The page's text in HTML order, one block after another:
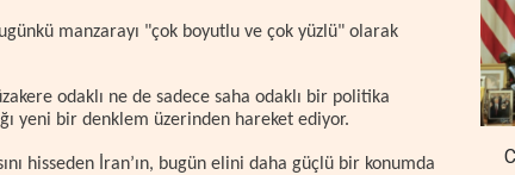
manzarayı "çok boyutlu ve çok yüzlü" olarak
odaklı ne de sadece saha odaklı bir politika
yeni bir denklem üzerinden hareket ediyor.
hisseden İran’ın, bugün elini daha güçlü bir konumda